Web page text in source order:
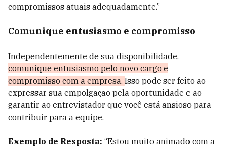
compromissos atuais adequadamente.”
Comunique entusiasmo e compromisso
Independentemente de sua disponibilidade,
comunique entusiasmo pelo novo cargo e
compromisso com a empresa. Isso pode ser feito ao
expressar sua empolgação pela oportunidade e ao
garantir ao entrevistador que você está ansioso para
contribuir para a equipe.
Exemplo de Resposta: “Estou muito animado com a